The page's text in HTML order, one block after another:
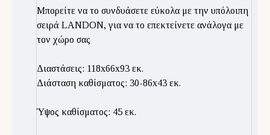
Μπορείτε να το συνδυάσετε εύκολα με την υπόλοιπη
σειρά LANDON, για να το επεκτείνετε ανάλογα με
τον χώρο σας
Διαστάσεις: 118x66x93 εκ.
Διάσταση καθίσματος: 30-86x43 εκ.
Ύψος καθίσματος: 45 εκ.